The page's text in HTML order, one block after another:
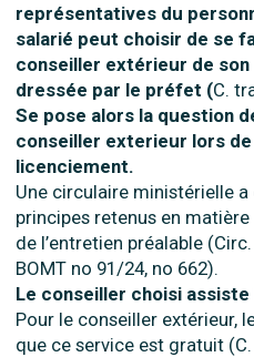
représentatives du
salarié peut choisir de se
conseiller extérieur de
dressée par le préfet (C.
Se pose alors la question
conseiller exterieur lors de
licenciement.
Une circulaire ministérielle
principes retenus en
de l’entretien préalable
BOMT no 91/24, no 662).
Le conseiller choisi assiste
Pour le conseiller extérieur,
que ce service est gratuit